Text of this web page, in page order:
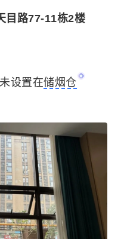
目路77-11栋2楼
设置在储烟仓